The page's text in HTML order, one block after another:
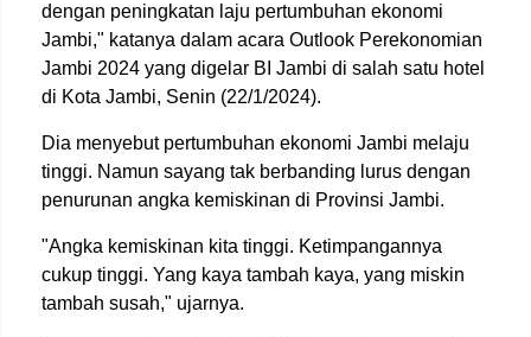
dengan peningkatan laju pertumbuhan ekonomi
Jambi," katanya dalam acara Outlook Perekonomian
Jambi 2024 yang digelar BI Jambi di salah satu hotel
di Kota Jambi, Senin (22/1/2024).
Dia menyebut pertumbuhan ekonomi Jambi melaju
tinggi. Namun sayang tak berbanding lurus dengan
penurunan angka kemiskinan di Provinsi Jambi.
"Angka kemiskinan kita tinggi. Ketimpangannya
cukup tinggi. Yang kaya tambah kaya, yang miskin
tambah susah," ujarnya.